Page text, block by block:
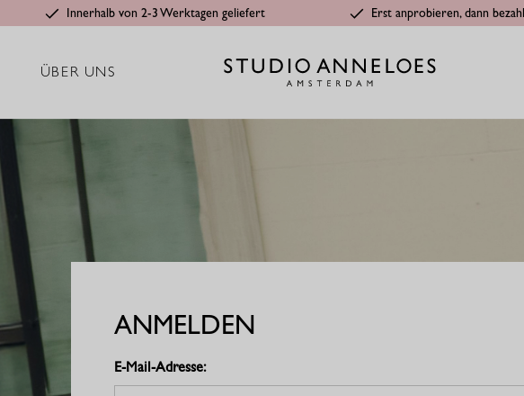
Innerhalb von 2-3 Werktagen geliefert Erst anprobieren, dann
ÜBER UNS
ANMELDEN
E-Mail-Adresse: